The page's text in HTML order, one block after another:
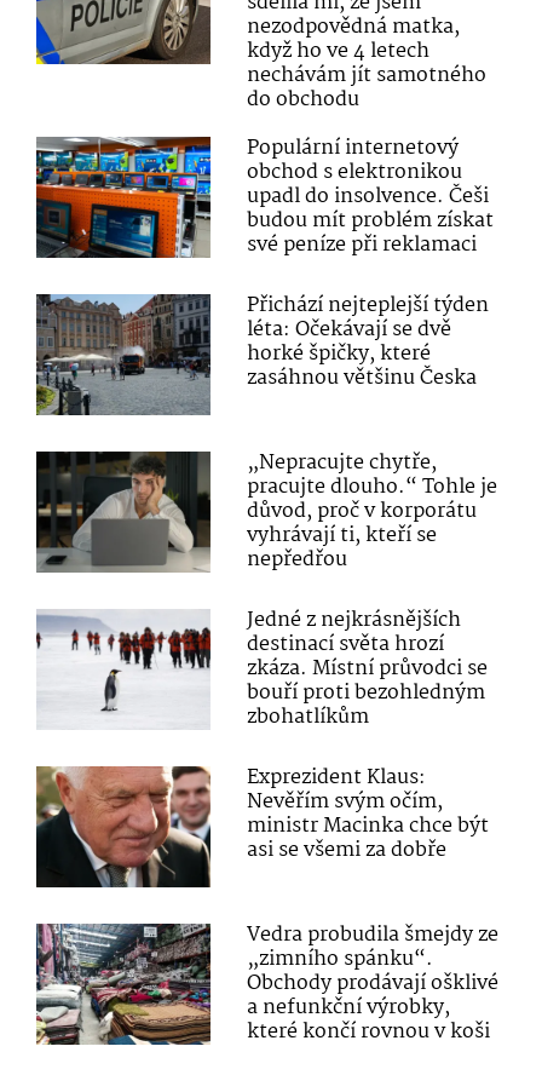
nezodpovědná matka,
když ho ve 4 letech
nechávám jít samotného
do obchodu
Populární internetový
obchod s elektronikou
upadl do insolvence. Češi
budou mít problém získat
své peníze při reklamaci
Přichází nejteplejší týden
léta: Očekávají se dvě
horké špičky, které
zasáhnou většinu Česka
„Nepracujte chytře,
pracujte dlouho.“ Tohle je
důvod, proč v korporátu
vyhrávají ti, kteří se
nepředřou
Jedné z nejkrásnějších
destinací světa hrozí
zkáza. Místní průvodci se
bouří proti bezohledným
zbohatlíkům
Exprezident Klaus:
Nevěřím svým očím,
ministr Macinka chce být
asi se všemi za dobře
Vedra probudila šmejdy ze
„zimního spánku“.
Obchody prodávají ošklivé
a nefunkční výrobky,
které končí rovnou v koši